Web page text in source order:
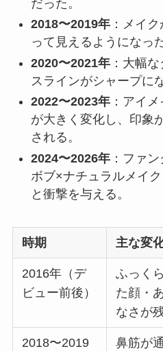
だった。
2018〜2019年：メイク
って見えるようになっ
2020〜2021年：大幅な
スラインがシャープに
2022〜2023年：アイメ
が大きく変化し、印象
される。
2024〜2026年：ファン
ボブ×ナチュラルメイ
と衝撃を与える。
時期 主な変
2016年（デ
ビュー前後）
ふっく
た顔・
なさが
2018〜2019
鼻筋が